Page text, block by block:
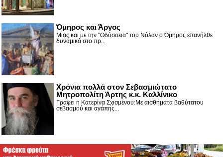
Όμηρος και Άργος
Μιας και με την "Οδύσσεια" του Νόλαν ο Όμηρος επανήλθε
δυναμικά στο πρ...
Χρόνια πολλά στον Σεβασμιώτατο
Μητροπολίτη Άρτης κ.κ. Καλλίνικο
Γράφει η Κατερίνα Σχισμένου:Με αισθήματα βαθύτατου
σεβασμού και αγάπης...